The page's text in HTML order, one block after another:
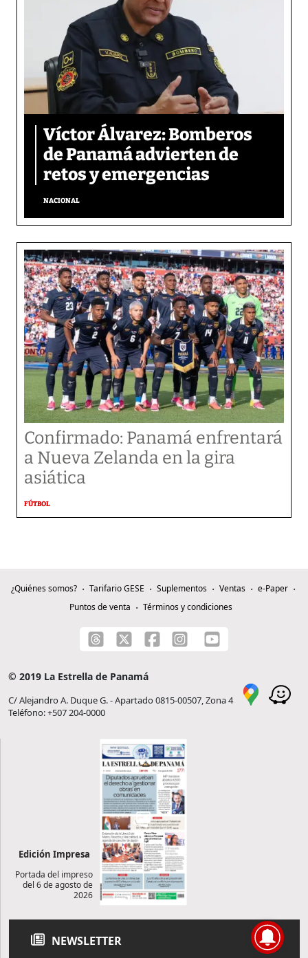
Víctor Álvarez: Bomberos
de Panamá advierten de
retos y emergencias
NACIONAL
Confirmado: Panamá enfrentará
a Nueva Zelanda en la gira
asiática
FÚTBOL
¿Quiénes somos? Tarifario GESE Suplementos Ventas
e-Paper
Puntos de venta
Términos y condiciones
© 2019 La Estrella de Panamá
C/ Alejandro A. Duque G. - Apartado 0815-00507, Zona 4
Teléfono: +507 204-0000
Edición Impresa
Portada del impreso
del 6 de agosto de
2026
NEWSLETTER